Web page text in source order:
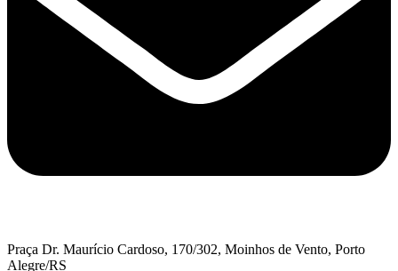
Praça Dr. Maurício Cardoso, 170/302, Moinhos de Vento, Porto
Alegre/RS